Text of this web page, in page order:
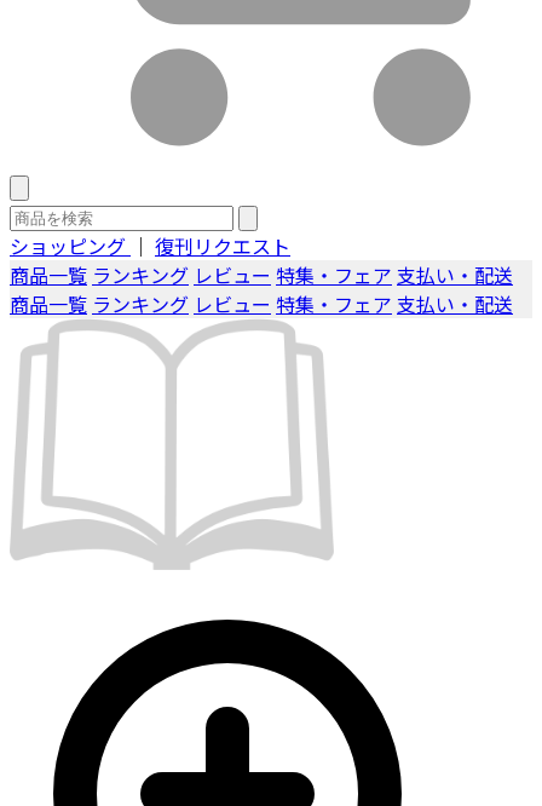
ショッピング ｜ 復刊リクエスト
商品一覧 ランキング レビュー 特集・フェア 支払い・配送
商品一覧 ランキング レビュー 特集・フェア 支払い・配送